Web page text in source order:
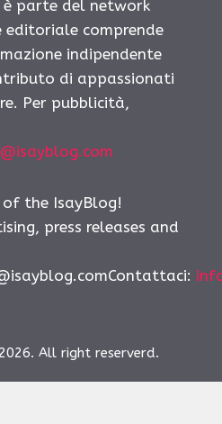
è parte del network
editoriale comprende
indipendente
di appassionati
Per pubblicità,
the IsayBlog!
press releases and
:
All right reserverd.